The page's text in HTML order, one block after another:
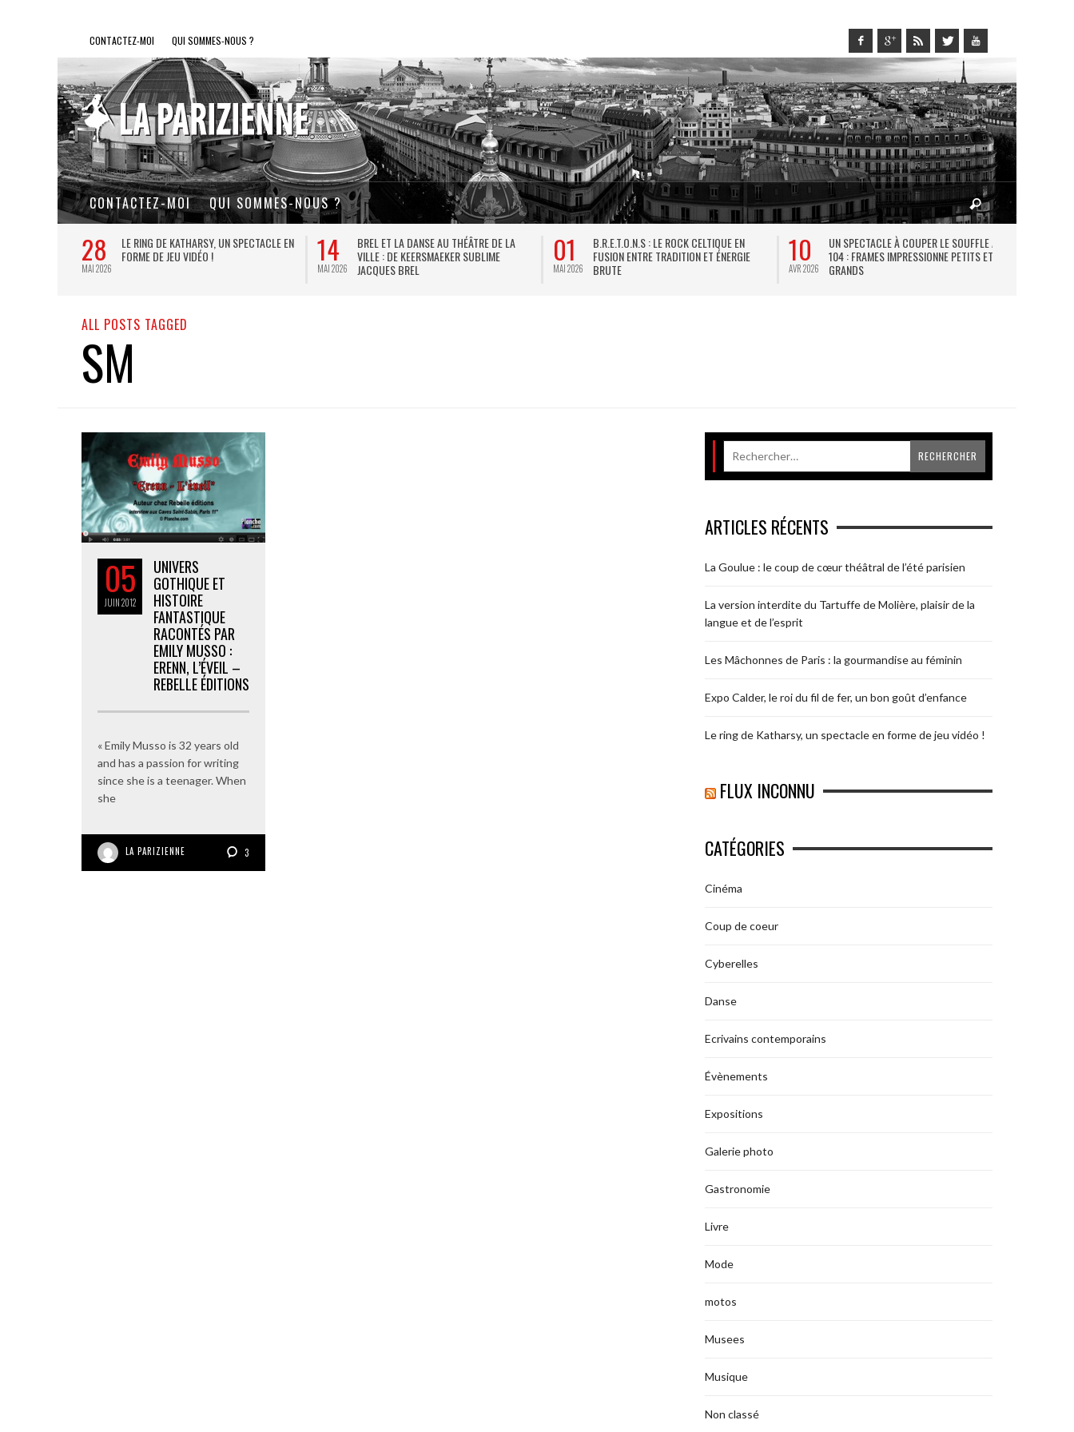
CONTACTEZ-MOI QUI SOMMES-NOUS ?
CONTACTEZ-MOI QUI SOMMES-NOUS ?
28
MAI 2026
LE RING DE KATHARSY, UN SPECTACLE EN
FORME DE JEU VIDÉO !
14
MAI 2026
BREL ET LA DANSE AU THÉÂTRE DE LA
VILLE : DE KEERSMAEKER SUBLIME
JACQUES BREL
01
MAI 2026
B.R.E.T.O.N.S : LE ROCK CELTIQUE EN
FUSION ENTRE TRADITION ET ÉNERGIE
BRUTE
10
AVR 2026
UN SPECTACLE À COUPER LE SOUFFLE AU
104 : FRAMES IMPRESSIONNE PETITS ET
GRANDS
ALL POSTS TAGGED
SM
05
JUIN2012
UNIVERS
GOTHIQUE ET
HISTOIRE
FANTASTIQUE
RACONTÉS PAR
EMILY MUSSO :
ERENN, L’ÉVEIL –
REBELLE ÉDITIONS
« Emily Musso is 32 years old
and has a passion for writing
since she is a teenager. When
she
LA PARIZIENNE 3
ARTICLES RÉCENTS
La Goulue : le coup de cœur théâtral de l’été parisien
La version interdite du Tartuffe de Molière, plaisir de la
langue et de l’esprit
Les Mâchonnes de Paris : la gourmandise au féminin
Expo Calder, le roi du fil de fer, un bon goût d’enfance
Le ring de Katharsy, un spectacle en forme de jeu vidéo !
FLUX INCONNU
CATÉGORIES
Cinéma
Coup de coeur
Cyberelles
Danse
Ecrivains contemporains
Évènements
Expositions
Galerie photo
Gastronomie
Livre
Mode
motos
Musees
Musique
Non classé